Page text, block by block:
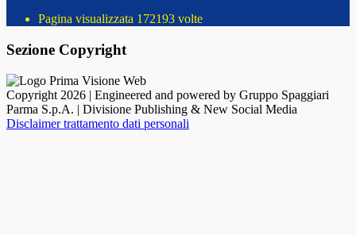
Pagina visualizzata 172193 volte
Sezione Copyright
Copyright 2026 | Engineered and powered by Gruppo Spaggiari
Parma S.p.A. | Divisione Publishing & New Social Media
Disclaimer trattamento dati personali